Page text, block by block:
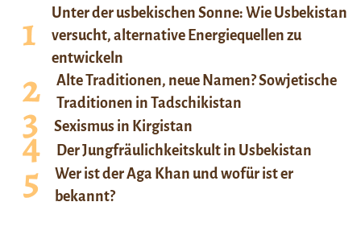
Unter der usbekischen Sonne: Wie Usbekistan
versucht, alternative Energiequellen zu
entwickeln
Alte Traditionen, neue Namen? Sowjetische
Traditionen in Tadschikistan
Sexismus in Kirgistan
Der Jungfräulichkeitskult in Usbekistan
Wer ist der Aga Khan und wofür ist er
bekannt?